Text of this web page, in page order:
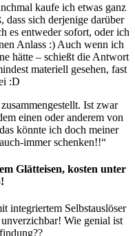
kaufe ich etwas ganz
sich derjenige darüber
es entweder sofort, oder ich
Anlass :) Auch wenn ich
hätte – schießt die Antwort
materiell gesehen, fast
:D
Ist zwar
einen oder anderem von
könnte ich doch meiner
immer schenken!!“
Glätteisen, kosten unter
integriertem Selbstauslöser
Wie genial ist